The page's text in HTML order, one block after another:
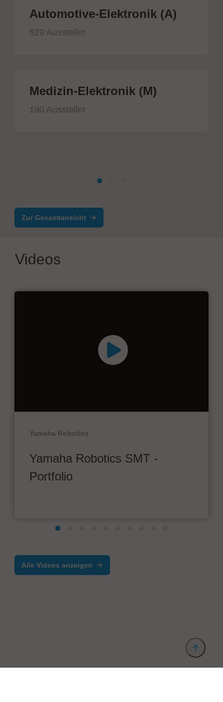
Automotive-Elektronik (A)
529 Aussteller
Medizin-Elektronik (M)
190 Aussteller
Zur Gesamtansicht
Videos
Yamaha Robotics
Yamaha Robotics SMT -
Portfolio
Alle Videos anzeigen